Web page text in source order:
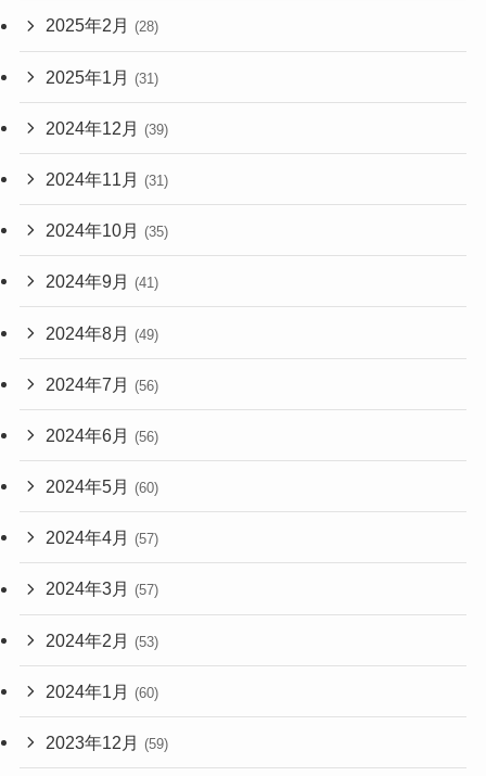
2025年2月 (28)
2025年1月 (31)
2024年12月 (39)
2024年11月 (31)
2024年10月 (35)
2024年9月 (41)
2024年8月 (49)
2024年7月 (56)
2024年6月 (56)
2024年5月 (60)
2024年4月 (57)
2024年3月 (57)
2024年2月 (53)
2024年1月 (60)
2023年12月 (59)